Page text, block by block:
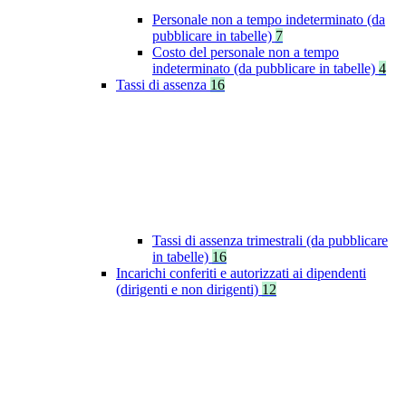
Personale non a tempo indeterminato (da
pubblicare in tabelle) 7
Costo del personale non a tempo
indeterminato (da pubblicare in tabelle) 4
Tassi di assenza 16
Tassi di assenza trimestrali (da pubblicare
in tabelle) 16
Incarichi conferiti e autorizzati ai dipendenti
(dirigenti e non dirigenti) 12